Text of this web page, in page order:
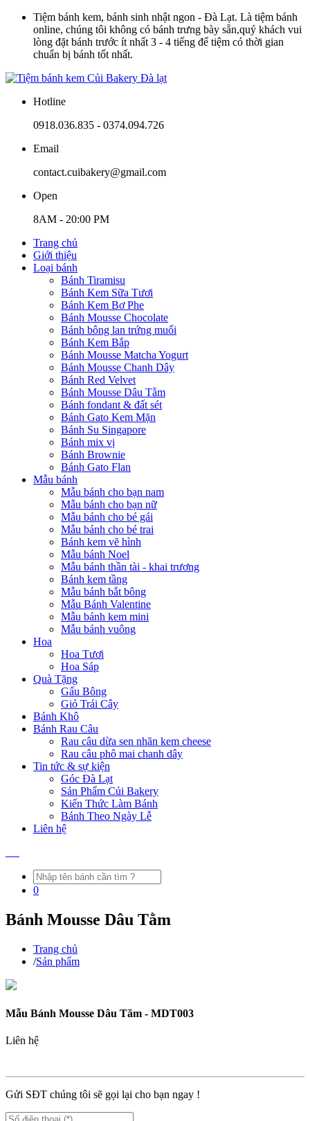
Tiệm bánh kem, bánh sinh nhật ngon - Đà Lạt. Là tiệm bánh
online, chúng tôi không có bánh trưng bày sẵn,quý khách vui
lòng đặt bánh trước ít nhất 3 - 4 tiếng để tiệm có thời gian
chuẩn bị bánh tốt nhất.
Hotline
0918.036.835 - 0374.094.726
Email
contact.cuibakery@gmail.com
Open
8AM - 20:00 PM
Trang chủ
Giới thiệu
Loại bánh
Bánh Tiramisu
Bánh Kem Sữa Tươi
Bánh Kem Bơ Phe
Bánh Mousse Chocolate
Bánh bông lan trứng muối
Bánh Kem Bắp
Bánh Mousse Matcha Yogurt
Bánh Mousse Chanh Dây
Bánh Red Velvet
Bánh Mousse Dâu Tằm
Bánh fondant & đất sét
Bánh Gato Kem Mặn
Bánh Su Singapore
Bánh mix vị
Bánh Brownie
Bánh Gato Flan
Mẫu bánh
Mẫu bánh cho bạn nam
Mẫu bánh cho bạn nữ
Mẫu bánh cho bé gái
Mẫu bánh cho bé trai
Bánh kem vẽ hình
Mẫu bánh Noel
Mẫu bánh thần tài - khai trương
Bánh kem tầng
Mẫu bánh bắt bông
Mẫu Bánh Valentine
Mẫu bánh kem mini
Mẫu bánh vuông
Hoa
Hoa Tươi
Hoa Sáp
Quà Tặng
Gấu Bông
Giỏ Trái Cây
Bánh Khô
Bánh Rau Câu
Rau câu dừa sen nhãn kem cheese
Rau câu phô mai chanh dây
Tin tức & sự kiện
Góc Đà Lạt
Sản Phẩm Củi Bakery
Kiến Thức Làm Bánh
Bánh Theo Ngày Lễ
Liên hệ
0
Bánh Mousse Dâu Tằm
Trang chủ
/Sản phẩm
Mẫu Bánh Mousse Dâu Tăm - MDT003
Liên hệ
Gửi SĐT chúng tôi sẽ gọi lại cho bạn ngay !